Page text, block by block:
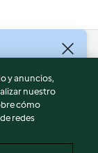
y anuncios,
nuestro
cómo
redes